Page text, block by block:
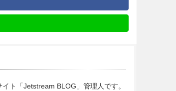
ト「Jetstream BLOG」管理人です。